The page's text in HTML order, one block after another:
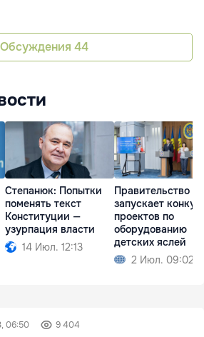
Обсуждения 44
Степанюк: Попытки
поменять текст
Конституции —
узурпация власти
14 Июл. 12:13
Правительство
запускает
проектов по
оборудованию
детских яслей
2 Июл. 09:02
06:50 9 404